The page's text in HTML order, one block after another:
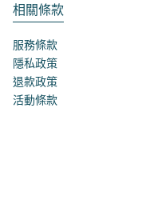
相關條款
服務條款
隱私政策
退款政策
活動條款